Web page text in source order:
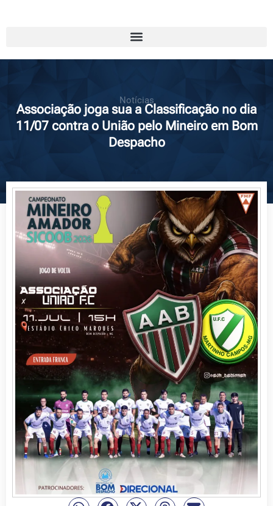
Notícias
Associação joga sua a Classificação no dia
11/07 contra o União pelo Mineiro em Bom
Despacho